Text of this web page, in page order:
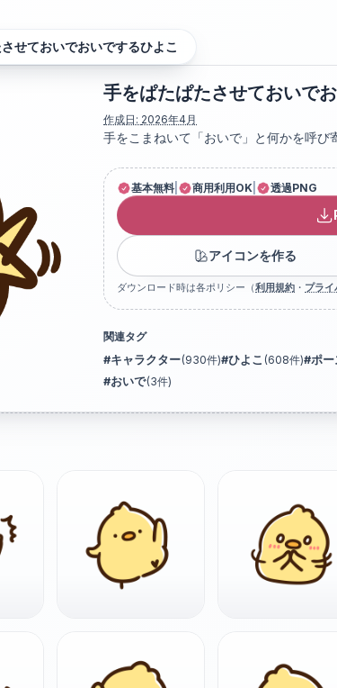
せておいでおいでするひよこ
手をぱたぱたさせておいで
作成日: 2026年4月
手をこまねいて「おいで」と何かを呼び
基本無料 商用利用OK 透過PNG
アイコンを作る
ダウンロード時は各ポリシー（利用規約 ・ プラ
関連タグ
#キャラクター(930件)#ひよこ (608件)#ポー
#おいで(3件)